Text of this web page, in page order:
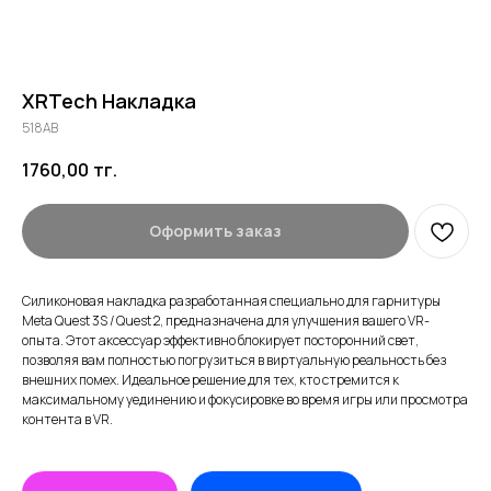
XRTech Накладка
518AB
1760,00 тг.
Оформить заказ
Силиконовая накладка разработанная специально для гарнитуры
Meta Quest 3S / Quest 2, предназначена для улучшения вашего VR-
опыта. Этот аксессуар эффективно блокирует посторонний свет,
позволяя вам полностью погрузиться в виртуальную реальность без
внешних помех. Идеальное решение для тех, кто стремится к
максимальному уединению и фокусировке во время игры или просмотра
контента в VR.